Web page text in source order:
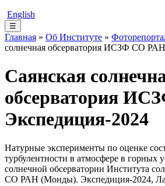
English
☰
Главная » Об Институте »
солнечная обсерватория ИСЗФ СО
Саянская
обсерватория
Экспедиция-2024
Натурные эксперименты по оценке
турбулентности в атмосфере в горных
солнечной обсерватории Института
СО РАН (Монды). Экспедиция-2024,